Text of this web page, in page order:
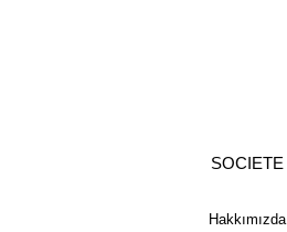
SOCIETE
Hakkımızda